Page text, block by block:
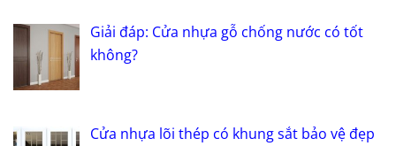
Giải đáp: Cửa nhựa gỗ chống nước có tốt
không?
Cửa nhựa lõi thép có khung sắt bảo vệ đẹp